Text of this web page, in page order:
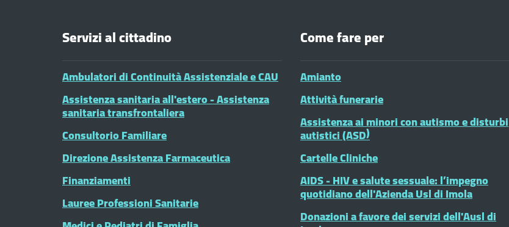
Servizi al cittadino
Ambulatori di Continuità Assistenziale e CAU
Assistenza sanitaria all'estero - Assistenza
sanitaria transfrontaliera
Consultorio Familiare
Direzione Assistenza Farmaceutica
Finanziamenti
Lauree Professioni Sanitarie
Come fare per
Amianto
Attività funerarie
Assistenza ai minori con autismo e disturbi
autistici (ASD)
Cartelle Cliniche
AIDS - HIV e salute sessuale: l’impegno
quotidiano dell'Azienda Usl di Imola
Donazioni a favore dei servizi dell'Ausl di